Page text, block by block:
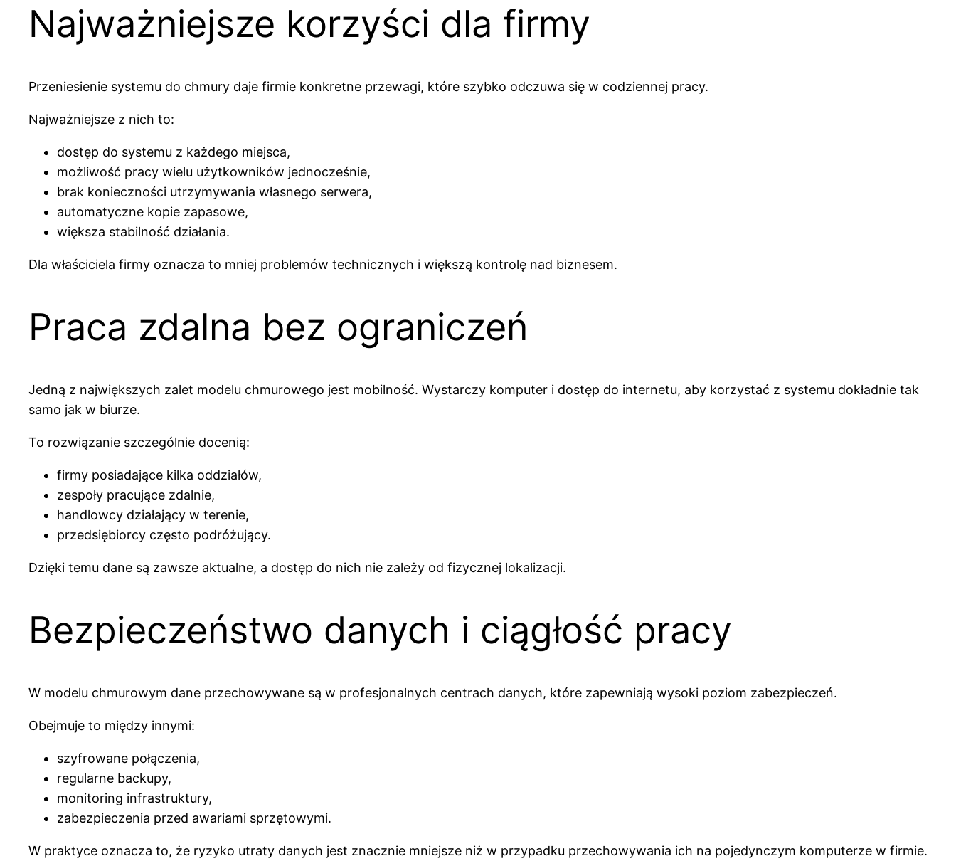
Najważniejsze korzyści dla firmy
Przeniesienie systemu do chmury daje firmie konkretne przewagi, które szybko odczuwa się w codziennej pracy.
Najważniejsze z nich to:
dostęp do systemu z każdego miejsca,
możliwość pracy wielu użytkowników jednocześnie,
brak konieczności utrzymywania własnego serwera,
automatyczne kopie zapasowe,
większa stabilność działania.
Dla właściciela firmy oznacza to mniej problemów technicznych i większą kontrolę nad biznesem.
Praca zdalna bez ograniczeń
Jedną z największych zalet modelu chmurowego jest mobilność. Wystarczy komputer i dostęp do internetu, aby korzystać z systemu dokładnie tak
samo jak w biurze.
To rozwiązanie szczególnie docenią:
firmy posiadające kilka oddziałów,
zespoły pracujące zdalnie,
handlowcy działający w terenie,
przedsiębiorcy często podróżujący.
Dzięki temu dane są zawsze aktualne, a dostęp do nich nie zależy od fizycznej lokalizacji.
Bezpieczeństwo danych i ciągłość pracy
W modelu chmurowym dane przechowywane są w profesjonalnych centrach danych, które zapewniają wysoki poziom zabezpieczeń.
Obejmuje to między innymi:
szyfrowane połączenia,
regularne backupy,
monitoring infrastruktury,
zabezpieczenia przed awariami sprzętowymi.
W praktyce oznacza to, że ryzyko utraty danych jest znacznie mniejsze niż w przypadku przechowywania ich na pojedynczym komputerze w firmie.